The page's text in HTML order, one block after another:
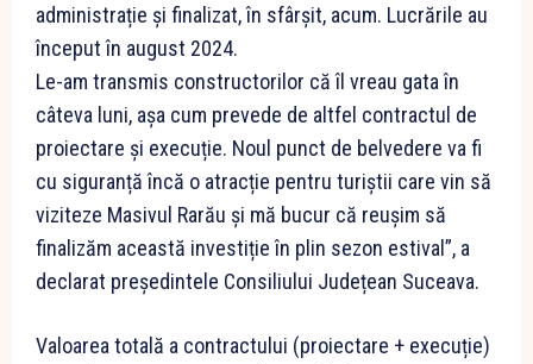
administrație și finalizat, în sfârșit, acum. Lucrările au
început în august 2024.
Le-am transmis constructorilor că îl vreau gata în
câteva luni, așa cum prevede de altfel contractul de
proiectare și execuție. Noul punct de belvedere va fi
cu siguranță încă o atracție pentru turiștii care vin să
viziteze Masivul Rarău și mă bucur că reușim să
finalizăm această investiție în plin sezon estival”, a
declarat președintele Consiliului Județean Suceava.
Valoarea totală a contractului (proiectare + execuție)